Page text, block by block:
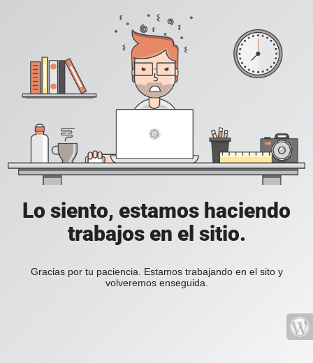
Lo siento, estamos haciendo
trabajos en el sitio.
Gracias por tu paciencia. Estamos trabajando en el sito y
volveremos enseguida.